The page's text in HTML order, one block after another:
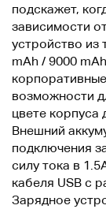
подскажет,
зависимости
устройство из
mAh / 9000
возможности
цвете
Внешний
подключения
силу тока в
кабеля USB с
Зарядное